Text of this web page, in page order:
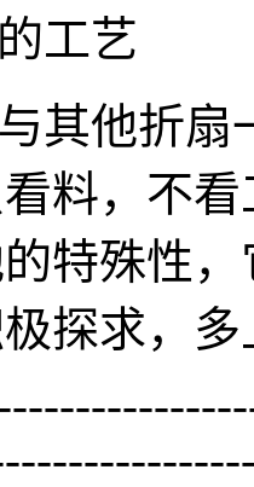
工艺
其他折扇
料，不
特殊性
探求，